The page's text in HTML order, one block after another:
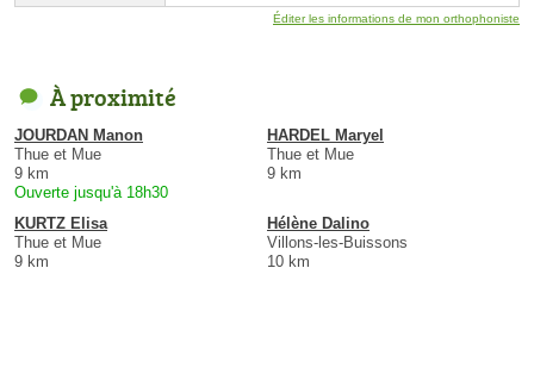
Éditer les informations de mon orthophoniste
À proximité
JOURDAN Manon
Thue et Mue
9 km
Ouverte jusqu'à 18h30
HARDEL Maryel
Thue et Mue
9 km
KURTZ Elisa
Thue et Mue
9 km
Hélène Dalino
Villons-les-Buissons
10 km